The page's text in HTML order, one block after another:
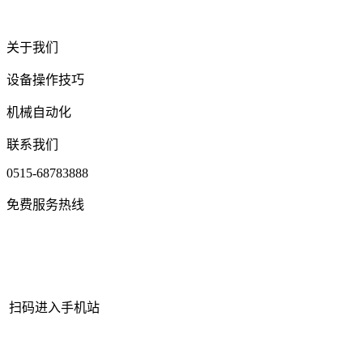
关于我们
设备操作技巧
机械自动化
联系我们
0515-68783888
免费服务热线
扫码进入手机站